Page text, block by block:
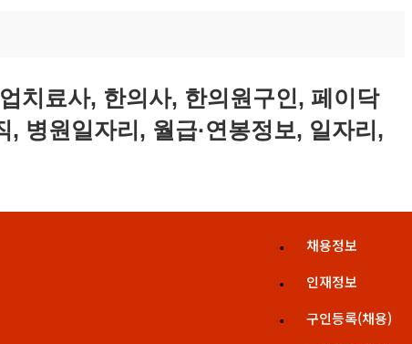
채용정보
인재정보
구인등록(채용)